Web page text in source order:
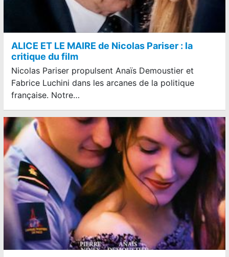
ALICE ET LE MAIRE de Nicolas Pariser : la
critique du film
Nicolas Pariser propulsent Anaïs Demoustier et
Fabrice Luchini dans les arcanes de la politique
française. Notre…